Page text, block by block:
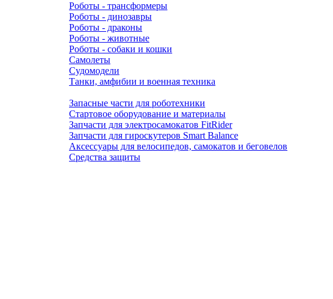
Роботы - трансформеры
Роботы - динозавры
Роботы - драконы
Роботы - животные
Роботы - собаки и кошки
Самолеты
Судомодели
Танки, амфибии и военная техника
Запасные части для роботехники
Стартовое оборудование и материалы
Запчасти для электросамокатов FitRider
Запчасти для гироскутеров Smart Balance
Аксессуары для велосипедов, самокатов и беговелов
Средства защиты